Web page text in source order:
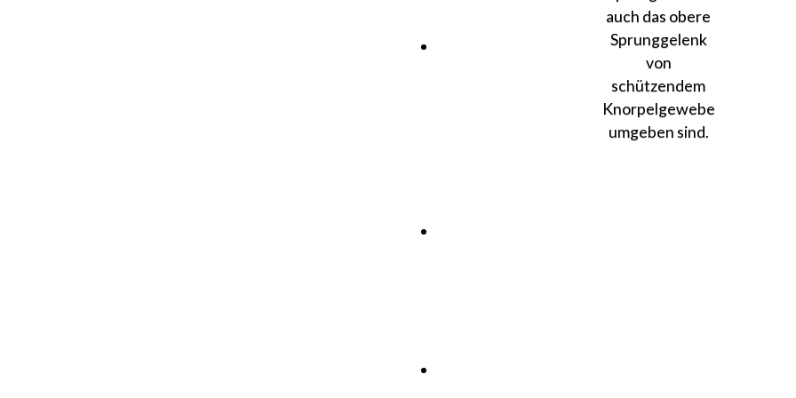
auch das obere
Sprunggelenk
von
schützendem
Knorpelgewebe
umgeben sind.